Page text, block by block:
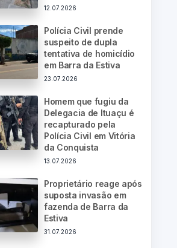
12.07.2026
Polícia Civil prende
suspeito de dupla
tentativa de homicídio
em Barra da Estiva
23.07.2026
Homem que fugiu da
Delegacia de Ituaçu é
recapturado pela
Polícia Civil em Vitória
da Conquista
13.07.2026
Proprietário reage após
suposta invasão em
fazenda de Barra da
Estiva
31.07.2026